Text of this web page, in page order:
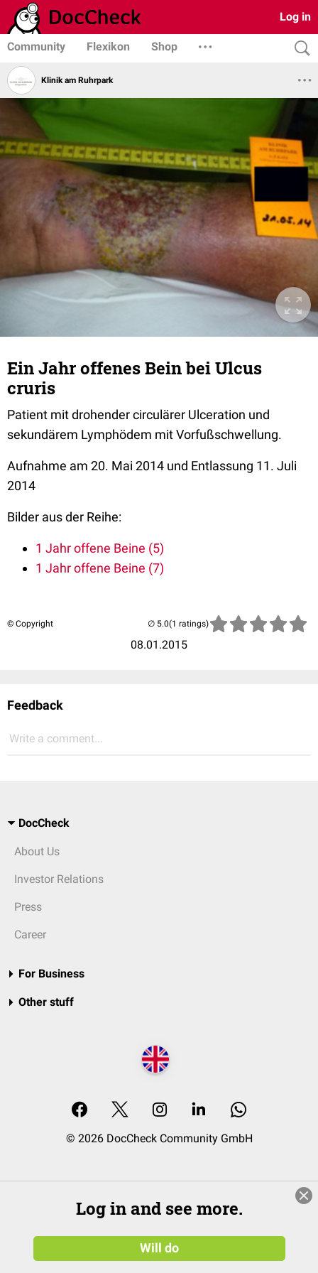
Log in
Community Flexikon Shop
Klinik am Ruhrpark
Ein Jahr offenes Bein bei Ulcus
cruris
Patient mit drohender circulärer Ulceration und
sekundärem Lymphödem mit Vorfußschwellung.
Aufnahme am 20. Mai 2014 und Entlassung 11. Juli
2014
Bilder aus der Reihe:
1 Jahr offene Beine (5)
1 Jahr offene Beine (7)
© Copyright
08.01.2015
(1 ratings)
Feedback
Write a comment...
DocCheck
About Us
Investor Relations
Press
Career
For Business
Other stuff
© 2026 DocCheck Community GmbH
Log in and see more.
Will do